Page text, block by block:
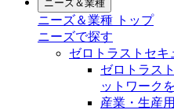
ニーズ＆業種
ニーズ＆業種 トップ
ニーズで探す
ゼロトラストセキ
ゼロトラス
ットワーク
産業・生産